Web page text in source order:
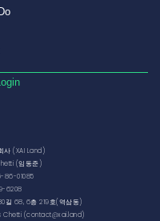
사 (XAI Land)
(임동준)
86-01085
6208
길 68, 6층 219호(역삼동)
Chetti (contact@xai.land)